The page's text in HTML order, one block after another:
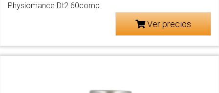
Physiomance Dt2 60comp
Ver precios